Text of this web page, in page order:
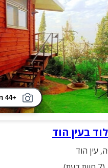
+44 תמונות
בעין הוד
,עין הוד